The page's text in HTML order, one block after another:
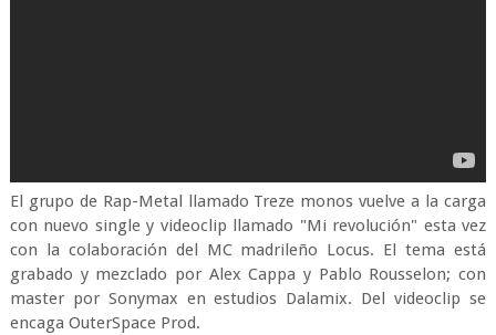
El grupo de Rap-Metal llamado Treze monos vuelve a la carga
con nuevo single y videoclip llamado "Mi revolución" esta vez
con la colaboración del MC madrileño Locus. El tema está
grabado y mezclado por Alex Cappa y Pablo Rousselon; con
master por Sonymax en estudios Dalamix. Del videoclip se
encaga OuterSpace Prod.